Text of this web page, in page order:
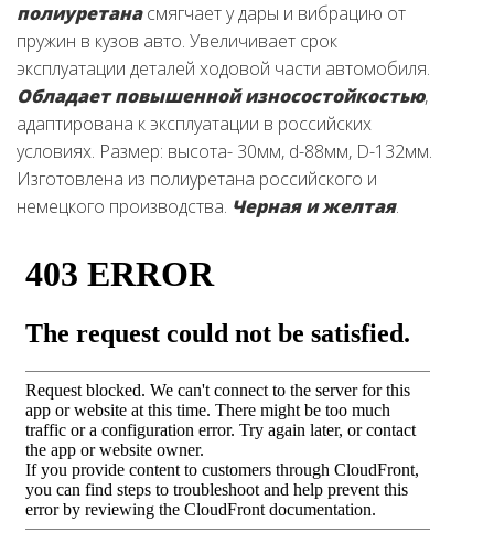
полиуретанасмягчает у дары и вибрацию от
пружин в кузов авто. Увеличивает срок
эксплуатации деталей ходовой части автомобиля.
Обладает повышенной износостойкостью,
адаптирована к эксплуатации в российских
условиях. Размер: высота- 30мм, d-88мм, D-132мм.
Изготовлена из полиуретана российского и
немецкого производства. Чернаяи желтая.